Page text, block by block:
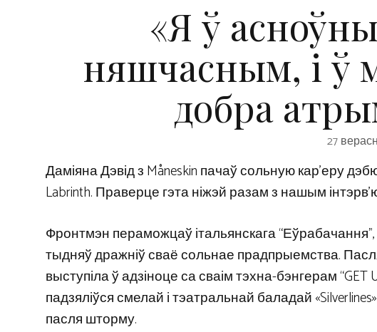
«Я ў
няшчасным, і ў
добра
27
Даміяна Дэвід з Måneskin пачаў сольную кар’еру
Labrinth. Праверце гэта ніжэй разам з нашым
Фронтмэн пераможцаў італьянскага “Еўрабачання”,
тыдняў дражніў сваё сольнае прадпрыемства.
выступіла ў адзіноце са сваім тэхна-бэнгерам “GET
падзяліўся смелай і тэатральнай баладай
пасля шторму.